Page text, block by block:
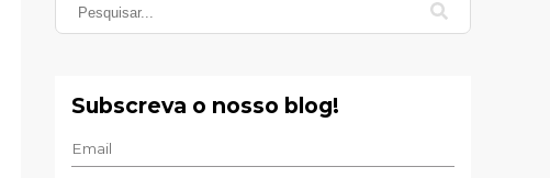
Subscreva o nosso blog!